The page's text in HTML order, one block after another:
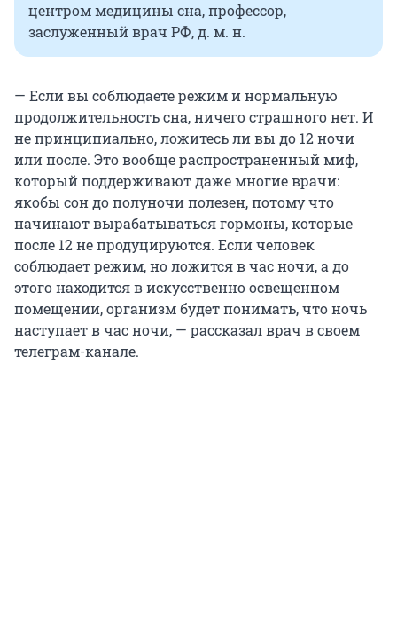
центром медицины сна, профессор,
заслуженный врач РФ, д. м. н.
— Если вы соблюдаете режим и нормальную
продолжительность сна, ничего страшного нет. И
не принципиально, ложитесь ли вы до 12 ночи
или после. Это вообще распространенный миф,
который поддерживают даже многие врачи:
якобы сон до полуночи полезен, потому что
начинают вырабатываться гормоны, которые
после 12 не продуцируются. Если человек
соблюдает режим, но ложится в час ночи, а до
этого находится в искусственно освещенном
помещении, организм будет понимать, что ночь
наступает в час ночи, — рассказал врач в своем
телеграм-канале.